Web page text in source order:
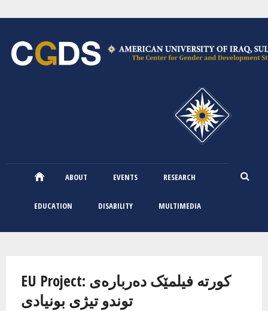
main
content
ABOUT EVENTS RESEARCH
EDUCATION DISABILITY MULTIMEDIA
EU Project: کورته‌ فیلمێک ده‌رباره‌ی
توندو تیژی بونیادی